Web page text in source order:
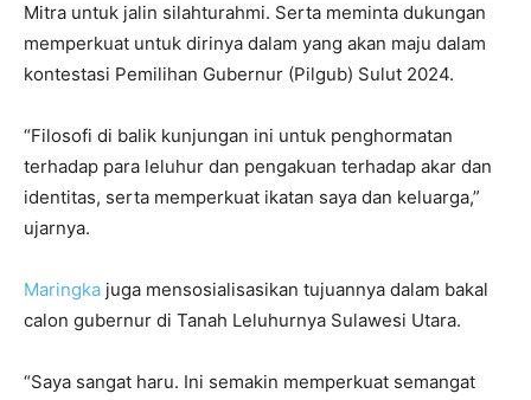
Mitra untuk jalin silahturahmi. Serta meminta dukungan
memperkuat untuk dirinya dalam yang akan maju dalam
kontestasi Pemilihan Gubernur (Pilgub) Sulut 2024.
“Filosofi di balik kunjungan ini untuk penghormatan
terhadap para leluhur dan pengakuan terhadap akar dan
identitas, serta memperkuat ikatan saya dan keluarga,”
ujarnya.
Maringka juga mensosialisasikan tujuannya dalam bakal
calon gubernur di Tanah Leluhurnya Sulawesi Utara.
“Saya sangat haru. Ini semakin memperkuat semangat